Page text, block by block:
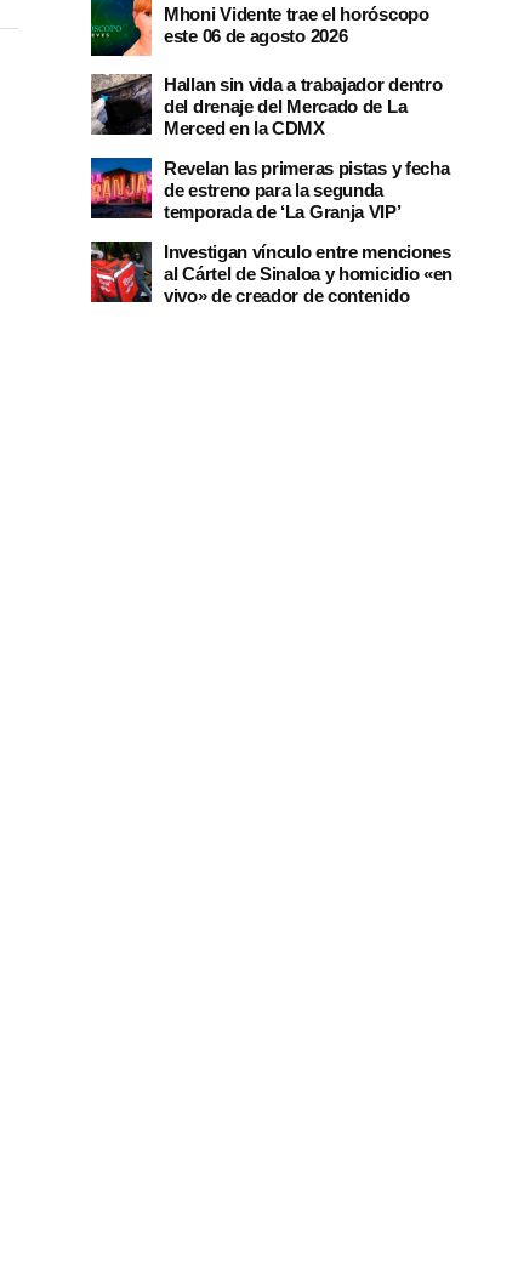
Mhoni Vidente trae el horóscopo
este 06 de agosto 2026
Hallan sin vida a trabajador dentro
del drenaje del Mercado de La
Merced en la CDMX
Revelan las primeras pistas y fecha
de estreno para la segunda
temporada de ‘La Granja VIP’
Investigan vínculo entre menciones
al Cártel de Sinaloa y homicidio «en
vivo» de creador de contenido